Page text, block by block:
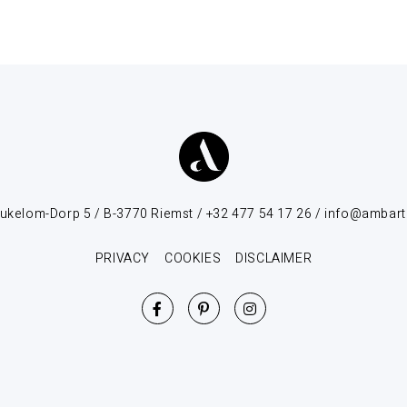
Dorp 5 / B-3770 Riemst / +32 477 54 17 26 /
PRIVACY COOKIES DISCLAIMER